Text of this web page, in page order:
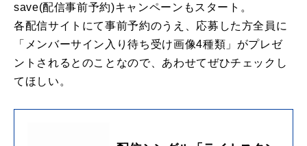
save(配信事前予約)キャンペーンもスタート。
各配信サイトにて事前予約のうえ、応募した方全員に
「メンバーサイン入り待ち受け画像4種類」がプレゼ
ントされるとのことなので、あわせてぜひチェックし
てほしい。